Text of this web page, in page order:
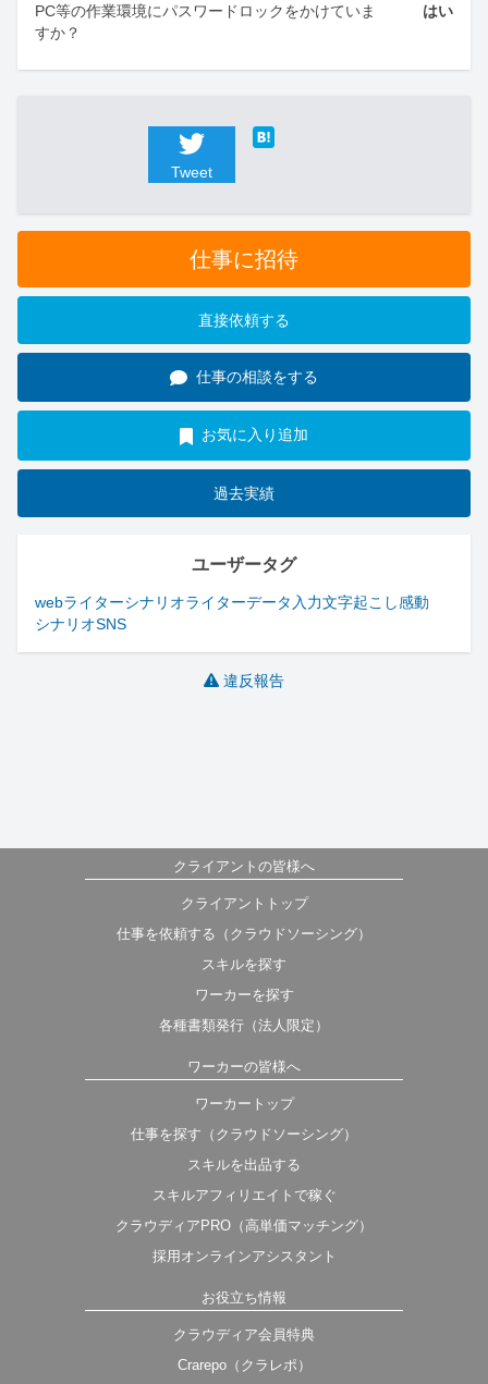
PC等の作業環境にパスワードロックをかけていま
すか？
はい
Tweet
仕事に招待
直接依頼する
仕事の相談をする
お気に入り追加
過去実績
ユーザータグ
webライターシナリオライターデータ入力文字起こし感動
シナリオSNS
違反報告
クライアントの皆様へ
クライアントトップ
仕事を依頼する（クラウドソーシング）
スキルを探す
ワーカーを探す
各種書類発行（法人限定）
ワーカーの皆様へ
ワーカートップ
仕事を探す（クラウドソーシング）
スキルを出品する
スキルアフィリエイトで稼ぐ
クラウディアPRO（高単価マッチング）
採用オンラインアシスタント
お役立ち情報
クラウディア会員特典
Crarepo（クラレポ）